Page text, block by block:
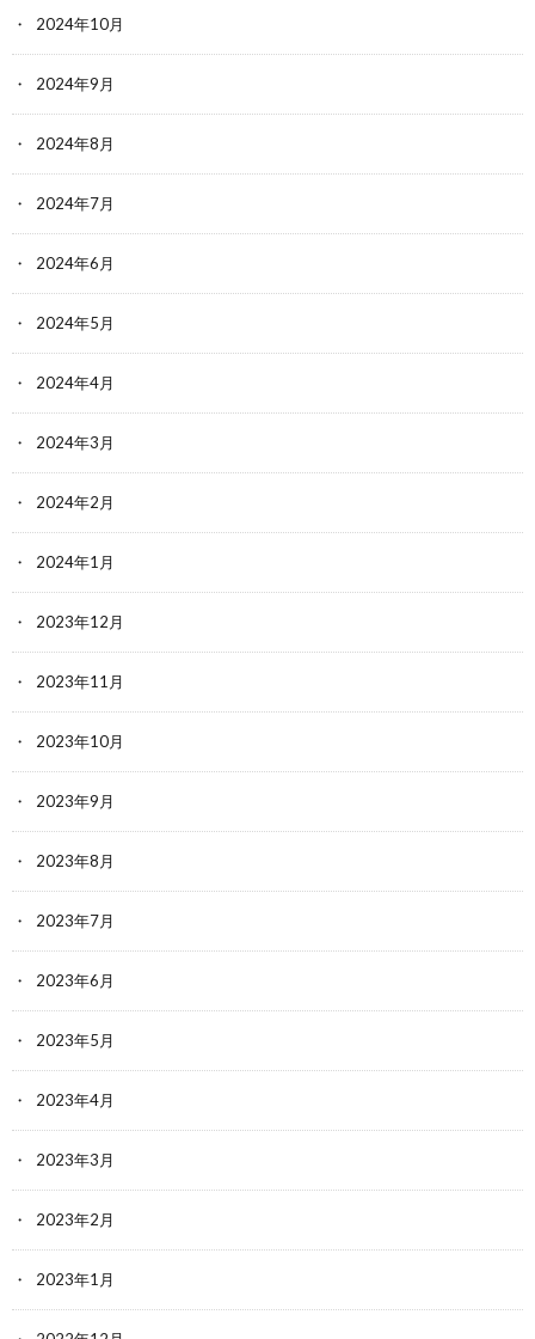
2024年10月
2024年9月
2024年8月
2024年7月
2024年6月
2024年5月
2024年4月
2024年3月
2024年2月
2024年1月
2023年12月
2023年11月
2023年10月
2023年9月
2023年8月
2023年7月
2023年6月
2023年5月
2023年4月
2023年3月
2023年2月
2023年1月